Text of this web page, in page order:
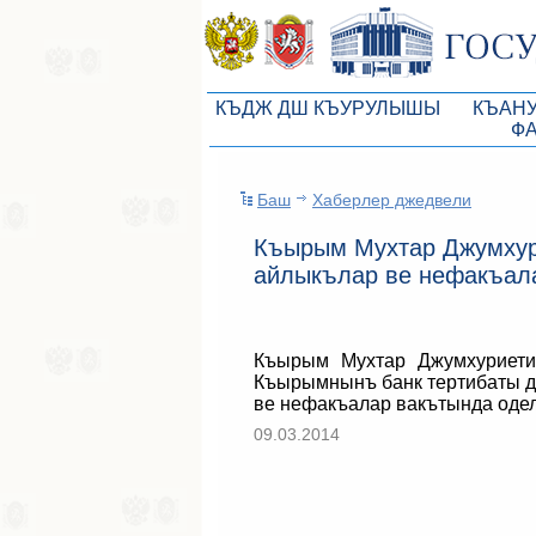
КЪДЖ ДШ КЪУРУЛЫШЫ
КъМДж ЮР Президиумы
Депутатлар корпусы
КъМДж ЮР даимий комиссиялары
КъМДж ЮР аппараты
Советники Председателя ГС РК
Бюджет
Законы
Схема
Баш Хаберлер джедвели
Къырым Мухтар
айлыкълар ве
Къырым Мухтар
Къырымнынъ банк тертибаты
ве нефакъалар вакътында
09.03.2014